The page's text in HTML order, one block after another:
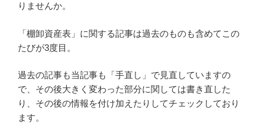
りませんか。
「棚卸資産表」に関する記事は過去のものも含めてこの
たびが3度目。
過去の記事も当記事も「手直し」で見直していますの
で、その後大きく変わった部分に関しては書き直した
り、その後の情報を付け加えたりしてチェックしており
ます。